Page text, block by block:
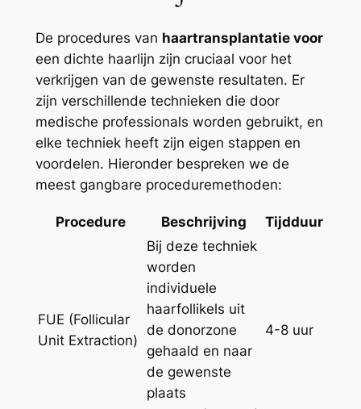
De procedures van haartransplantatie voor
een dichte haarlijn zijn cruciaal voor het
verkrijgen van de gewenste resultaten. Er
zijn verschillende technieken die door
medische professionals worden gebruikt, en
elke techniek heeft zijn eigen stappen en
voordelen. Hieronder bespreken we de
meest gangbare proceduremethoden:
Procedure Beschrijving Tijdduur
FUE (Follicular
Unit Extraction)
Bij deze techniek
worden
individuele
haarfollikels uit
de donorzone
gehaald en naar
de gewenste
plaats
4-8 uur